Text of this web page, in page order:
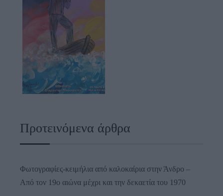
Προτεινόμενα άρθρα
Φωτογραφίες-κειμήλια από καλοκαίρια στην Άνδρο –
Από τον 19ο αιώνα μέχρι και την δεκαετία του 1970